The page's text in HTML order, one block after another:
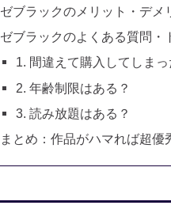
ゼブラックのメリット・デメ
ゼブラックのよくある質問・
1. 間違えて購入してしまっ
2. 年齢制限はある？
3. 読み放題はある？
まとめ：作品がハマれば超優